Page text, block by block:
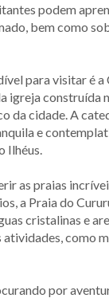
podem
bem como
para visitar é a
igreja construída
da cidade. A
e
Ilhéus.
as praias
a Praia do
cristalinas e
como
por